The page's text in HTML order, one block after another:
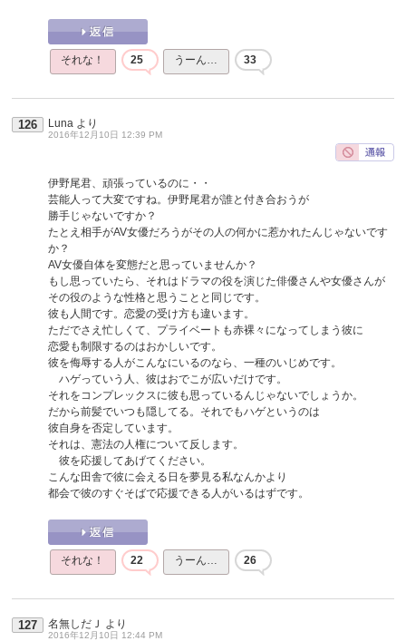
それな！ 25 うーん… 33
126 Luna より
2016年12月10日 12:39 PM
伊野尾君、頑張っているのに・・
芸能人って大変ですね。伊野尾君が誰と付き合おうが
勝手じゃないですか？
たとえ相手がAV女優だろうがその人の何かに惹かれたんじゃないです
か？
AV女優自体を変態だと思っていませんか？
もし思っていたら、それはドラマの役を演じた俳優さんや女優さんが
その役のような性格と思うことと同じです。
彼も人間です。恋愛の受け方も違います。
ただでさえ忙しくて、プライベートも赤裸々になってしまう彼に
恋愛も制限するのはおかしいです。
彼を侮辱する人がこんなにいるのなら、一種のいじめです。
ハゲっていう人、彼はおでこが広いだけです。
それをコンプレックスに彼も思っているんじゃないでしょうか。
だから前髪でいつも隠してる。それでもハゲというのは
彼自身を否定しています。
それは、憲法の人権について反します。
彼を応援してあげてください。
こんな田舎で彼に会える日を夢見る私なんかより
都会で彼のすぐそばで応援できる人がいるはずです。
それな！ 22 うーん… 26
127 名無しだＪ より
2016年12月10日 12:44 PM